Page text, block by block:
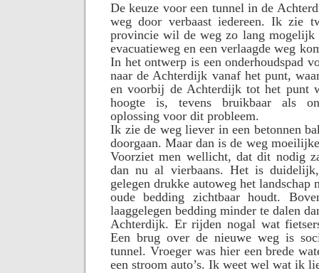
De keuze voor een tunnel in de
weg door verbaast iedereen. Ik zie
provincie wil de weg zo lang mogelijk
evacuatieweg en een verlaagde weg
In het ontwerp is een onderhoudspad
naar de Achterdijk vanaf het punt,
en voorbij de Achterdijk tot het punt
hoogte is, tevens bruikbaar als
oplossing voor dit probleem.
Ik zie de weg liever in een betonnen
doorgaan. Maar dan is de weg
Voorziet men wellicht, dat dit nodig
dan nu al vierbaans. Het is
gelegen drukke autoweg het landschap
oude bedding zichtbaar houdt.
laaggelegen bedding minder te dalen
Achterdijk. Er rijden nogal wat
Een brug over de nieuwe weg is
tunnel. Vroeger was hier een brede
een stroom auto’s. Ik weet wel wat ik